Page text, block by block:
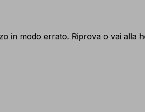
in modo errato. Riprova o vai alla